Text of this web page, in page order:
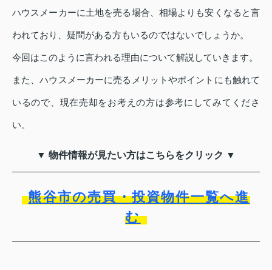
ハウスメーカーに土地を売る場合、相場よりも安くなると言
われており、疑問がある方もいるのではないでしょうか。
今回はこのように言われる理由について解説していきます。
また、ハウスメーカーに売るメリットやポイントにも触れて
いるので、現在売却をお考えの方は参考にしてみてくださ
い。
▼ 物件情報が見たい方はこちらをクリック ▼
熊谷市の売買・投資物件一覧へ進
む